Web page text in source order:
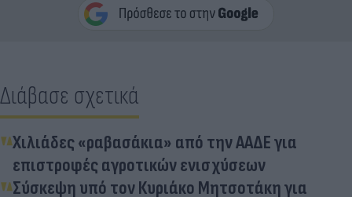
Διάβασε σχετικά
Χιλιάδες «ραβασάκια» από την ΑΑΔΕ για
επιστροφές αγροτικών ενισχύσεων
Σύσκεψη υπό τον Κυριάκο Μητσοτάκη για